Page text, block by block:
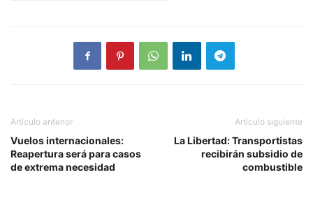
Artículo anterior
Vuelos internacionales:
Reapertura será para casos
de extrema necesidad
Artículo siguiente
La Libertad: Transportistas
recibirán subsidio de
combustible